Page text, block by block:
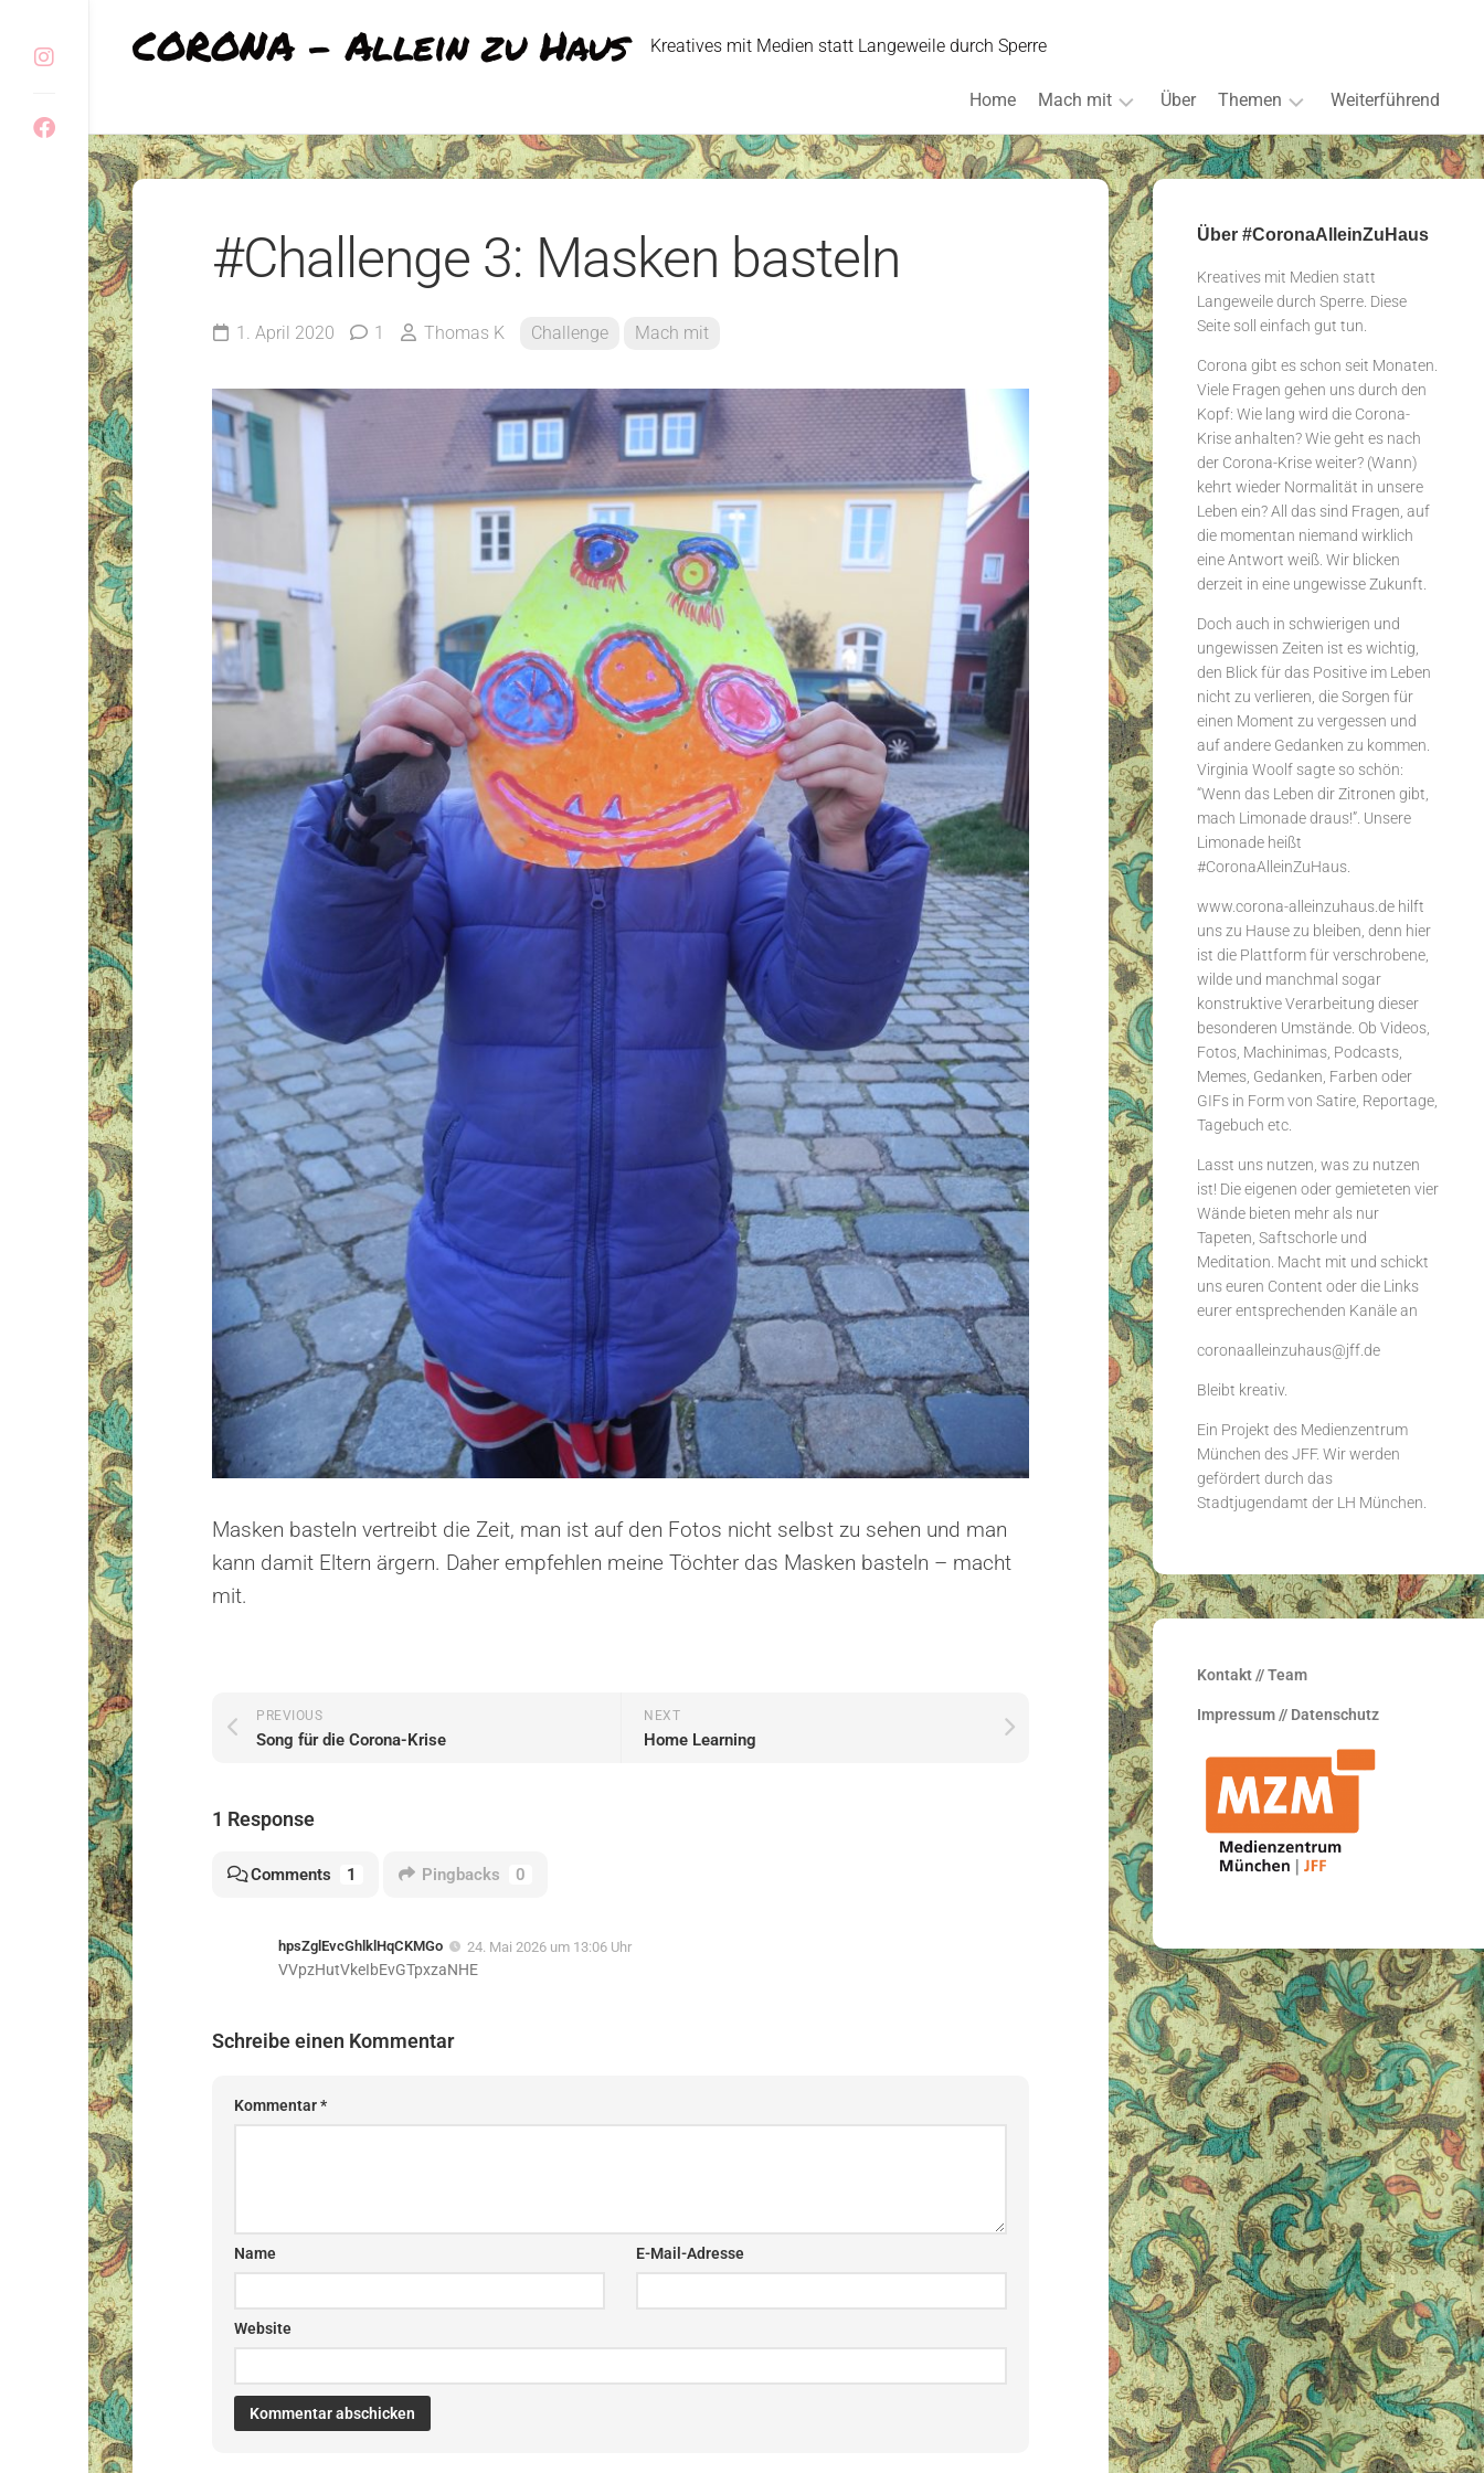
content
CORONA - Allein zu Haus Kreatives mit Medien statt Langeweile durch Sperre
Home Mach mit
Inspirationen
Über Themen
Alles
Fotoessay
Games
Klopapier
Lächelsafari
Langeweile
Profis
Quarantäne
Weiterführend
#Challenge 3: Masken basteln
1. April 2020 1 Thomas K Challenge Mach mit
Masken basteln vertreibt die Zeit, man ist auf den Fotos nicht selbst zu sehen und man
kann damit Eltern ärgern. Daher empfehlen meine Töchter das Masken basteln – macht
mit.
NEXT
Home Learning
PREVIOUS
Song für die Corona-Krise
1 Response
Comments 1 Pingbacks 0
hpsZglEvcGhlklHqCKMGo 24. Mai 2026 um 13:06 Uhr
VVpzHutVkeIbEvGTpxzaNHE
Schreibe einen Kommentar
Kommentar*
Name E-Mail-Adresse
Website
Über #CoronaAlleinZuHaus
Kreatives mit Medien statt
Langeweile durch Sperre. Diese
Seite soll einfach gut tun.
Corona gibt es schon seit Monaten.
Viele Fragen gehen uns durch den
Kopf: Wie lang wird die Corona-
Krise anhalten? Wie geht es nach
der Corona-Krise weiter? (Wann)
kehrt wieder Normalität in unsere
Leben ein? All das sind Fragen, auf
die momentan niemand wirklich
eine Antwort weiß. Wir blicken
derzeit in eine ungewisse Zukunft.
Doch auch in schwierigen und
ungewissen Zeiten ist es wichtig,
den Blick für das Positive im Leben
nicht zu verlieren, die Sorgen für
einen Moment zu vergessen und
auf andere Gedanken zu kommen.
Virginia Woolf sagte so schön:
“Wenn das Leben dir Zitronen gibt,
mach Limonade draus!”. Unsere
Limonade heißt
#CoronaAlleinZuHaus.
www.corona-alleinzuhaus.de hilft
uns zu Hause zu bleiben, denn hier
ist die Plattform für verschrobene,
wilde und manchmal sogar
konstruktive Verarbeitung dieser
besonderen Umstände. Ob Videos,
Fotos, Machinimas, Podcasts,
Memes, Gedanken, Farben oder
GIFs in Form von Satire, Reportage,
Tagebuch etc.
Lasst uns nutzen, was zu nutzen
ist! Die eigenen oder gemieteten vier
Wände bieten mehr als nur
Tapeten, Saftschorle und
Meditation. Macht mit und schickt
uns euren Content oder die Links
eurer entsprechenden Kanäle an
coronaalleinzuhaus@jff.de
Bleibt kreativ.
Ein Projekt des Medienzentrum
München des JFF. Wir werden
gefördert durch das
Stadtjugendamt der LH München.
Kontakt // Team
Impressum // Datenschutz